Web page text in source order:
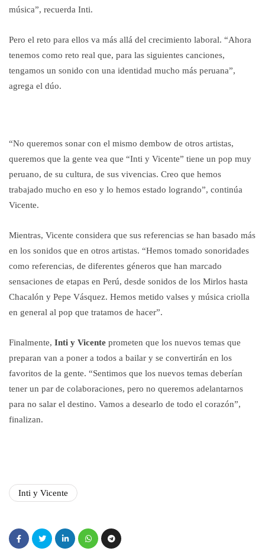
música”, recuerda Inti.
Pero el reto para ellos va más allá del crecimiento laboral. “Ahora
tenemos como reto real que, para las siguientes canciones,
tengamos un sonido con una identidad mucho más peruana”,
agrega el dúo.
“No queremos sonar con el mismo dembow de otros artistas,
queremos que la gente vea que “Inti y Vicente” tiene un pop muy
peruano, de su cultura, de sus vivencias. Creo que hemos
trabajado mucho en eso y lo hemos estado logrando”, continúa
Vicente.
Mientras, Vicente considera que sus referencias se han basado más
en los sonidos que en otros artistas. “Hemos tomado sonoridades
como referencias, de diferentes géneros que han marcado
sensaciones de etapas en Perú, desde sonidos de los Mirlos hasta
Chacalón y Pepe Vásquez. Hemos metido valses y música criolla
en general al pop que tratamos de hacer”.
Finalmente, Inti y Vicente prometen que los nuevos temas que
preparan van a poner a todos a bailar y se convertirán en los
favoritos de la gente. “Sentimos que los nuevos temas deberían
tener un par de colaboraciones, pero no queremos adelantarnos
para no salar el destino. Vamos a desearlo de todo el corazón”,
finalizan.
Inti y Vicente